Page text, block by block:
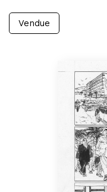
Vendue